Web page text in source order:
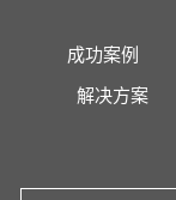
成功案例
解决方案